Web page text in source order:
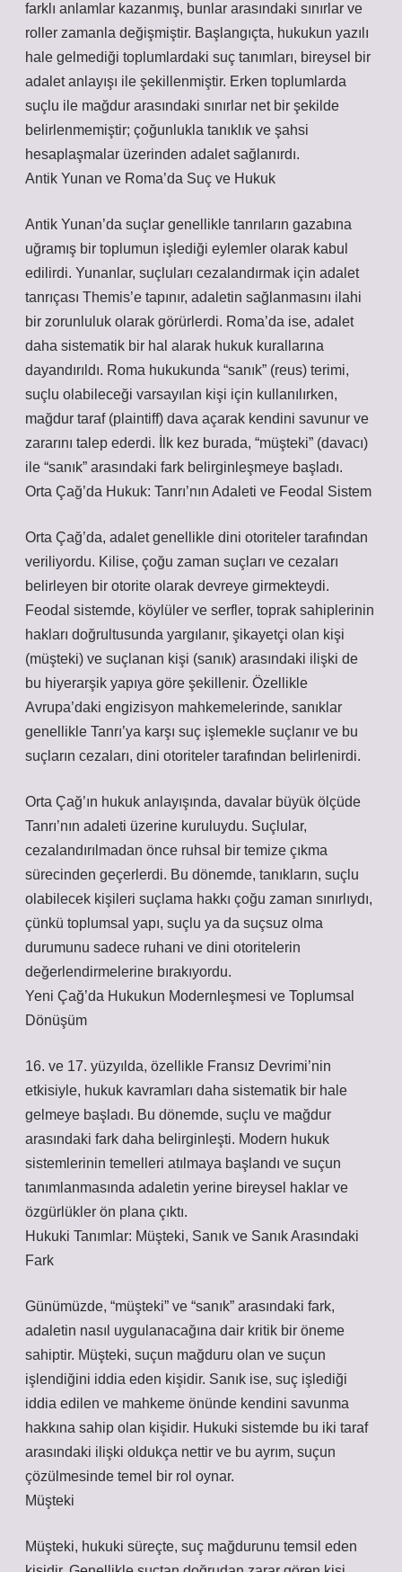
farklı anlamlar kazanmış, bunlar arasındaki sınırlar ve
roller zamanla değişmiştir. Başlangıçta, hukukun yazılı
hale gelmediği toplumlardaki suç tanımları, bireysel bir
adalet anlayışı ile şekillenmiştir. Erken toplumlarda
suçlu ile mağdur arasındaki sınırlar net bir şekilde
belirlenmemiştir; çoğunlukla tanıklık ve şahsi
hesaplaşmalar üzerinden adalet sağlanırdı.
Antik Yunan ve Roma’da Suç ve Hukuk
Antik Yunan’da suçlar genellikle tanrıların gazabına
uğramış bir toplumun işlediği eylemler olarak kabul
edilirdi. Yunanlar, suçluları cezalandırmak için adalet
tanrıçası Themis’e tapınır, adaletin sağlanmasını ilahi
bir zorunluluk olarak görürlerdi. Roma’da ise, adalet
daha sistematik bir hal alarak hukuk kurallarına
dayandırıldı. Roma hukukunda “sanık” (reus) terimi,
suçlu olabileceği varsayılan kişi için kullanılırken,
mağdur taraf (plaintiff) dava açarak kendini savunur ve
zararını talep ederdi. İlk kez burada, “müşteki” (davacı)
ile “sanık” arasındaki fark belirginleşmeye başladı.
Orta Çağ’da Hukuk: Tanrı’nın Adaleti ve Feodal Sistem
Orta Çağ’da, adalet genellikle dini otoriteler tarafından
veriliyordu. Kilise, çoğu zaman suçları ve cezaları
belirleyen bir otorite olarak devreye girmekteydi.
Feodal sistemde, köylüler ve serfler, toprak sahiplerinin
hakları doğrultusunda yargılanır, şikayetçi olan kişi
(müşteki) ve suçlanan kişi (sanık) arasındaki ilişki de
bu hiyerarşik yapıya göre şekillenir. Özellikle
Avrupa’daki engizisyon mahkemelerinde, sanıklar
genellikle Tanrı’ya karşı suç işlemekle suçlanır ve bu
suçların cezaları, dini otoriteler tarafından belirlenirdi.
Orta Çağ’ın hukuk anlayışında, davalar büyük ölçüde
Tanrı’nın adaleti üzerine kuruluydu. Suçlular,
cezalandırılmadan önce ruhsal bir temize çıkma
sürecinden geçerlerdi. Bu dönemde, tanıkların, suçlu
olabilecek kişileri suçlama hakkı çoğu zaman sınırlıydı,
çünkü toplumsal yapı, suçlu ya da suçsuz olma
durumunu sadece ruhani ve dini otoritelerin
değerlendirmelerine bırakıyordu.
Yeni Çağ’da Hukukun Modernleşmesi ve Toplumsal
Dönüşüm
16. ve 17. yüzyılda, özellikle Fransız Devrimi’nin
etkisiyle, hukuk kavramları daha sistematik bir hale
gelmeye başladı. Bu dönemde, suçlu ve mağdur
arasındaki fark daha belirginleşti. Modern hukuk
sistemlerinin temelleri atılmaya başlandı ve suçun
tanımlanmasında adaletin yerine bireysel haklar ve
özgürlükler ön plana çıktı.
Hukuki Tanımlar: Müşteki, Sanık ve Sanık Arasındaki
Fark
Günümüzde, “müşteki” ve “sanık” arasındaki fark,
adaletin nasıl uygulanacağına dair kritik bir öneme
sahiptir. Müşteki, suçun mağduru olan ve suçun
işlendiğini iddia eden kişidir. Sanık ise, suç işlediği
iddia edilen ve mahkeme önünde kendini savunma
hakkına sahip olan kişidir. Hukuki sistemde bu iki taraf
arasındaki ilişki oldukça nettir ve bu ayrım, suçun
çözülmesinde temel bir rol oynar.
Müşteki
Müşteki, hukuki süreçte, suç mağdurunu temsil eden